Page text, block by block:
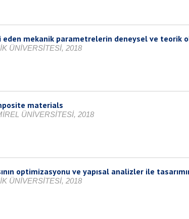
eden mekanik parametrelerin deneysel ve teorik
ÜNİVERSİTESİ, 2018
materials
ÜNİVERSİTESİ, 2018
optimizasyonu ve yapısal analizler ile
ÜNİVERSİTESİ, 2018